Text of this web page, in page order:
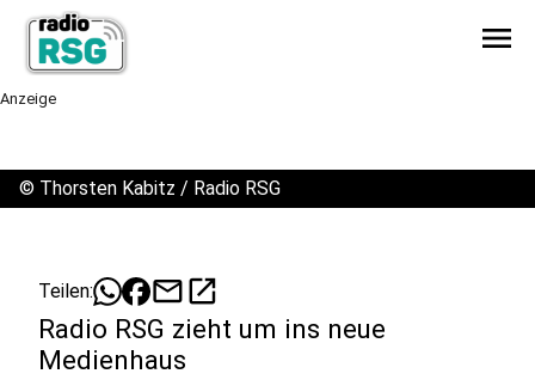
menu
Anzeige
© Thorsten Kabitz / Radio RSG
Teilen: mailopen_in_new
Radio RSG zieht um ins neue
Medienhaus